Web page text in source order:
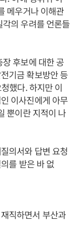
메우거나 이해관
의 우려를 언론들
후보에 대한 공
기금 확보방안 등
했다. 하지만 이
이사진에게 아무
뿐이란 지적이 나
의서와 답변 요청
를 받은 바 없
직하면서 부산과